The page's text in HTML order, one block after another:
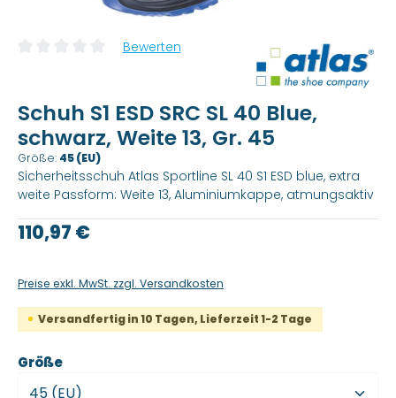
Durchschnittliche Bewertung von 0 von 5 Sternen
Bewerten
Schuh S1 ESD SRC SL 40 Blue,
schwarz, Weite 13, Gr. 45
Größe: 45 (EU)
Sicherheitsschuh Atlas Sportline SL 40 S1 ESD blue, extra
weite Passform: Weite 13, Aluminiumkappe, atmungsaktiv
Regulärer Preis:
110,97 €
Preise exkl. MwSt. zzgl. Versandkosten
Versandfertig in 10 Tagen, Lieferzeit 1-2 Tage
Größeauswählen